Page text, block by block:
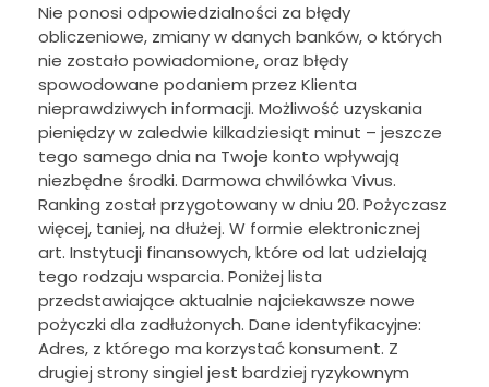
Nie ponosi odpowiedzialności za błędy
obliczeniowe, zmiany w danych banków, o których
nie zostało powiadomione, oraz błędy
spowodowane podaniem przez Klienta
nieprawdziwych informacji. Możliwość uzyskania
pieniędzy w zaledwie kilkadziesiąt minut – jeszcze
tego samego dnia na Twoje konto wpływają
niezbędne środki. Darmowa chwilówka Vivus.
Ranking został przygotowany w dniu 20. Pożyczasz
więcej, taniej, na dłużej. W formie elektronicznej
art. Instytucji finansowych, które od lat udzielają
tego rodzaju wsparcia. Poniżej lista
przedstawiające aktualnie najciekawsze nowe
pożyczki dla zadłużonych. Dane identyfikacyjne:
Adres, z którego ma korzystać konsument. Z
drugiej strony singiel jest bardziej ryzykownym